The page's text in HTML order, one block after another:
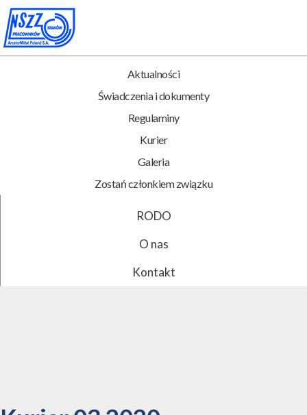
RODO
O nas
Kontakt
Aktualności
Świadczenia i dokumenty
Regulaminy
Kurier
Galeria
Zostań członkiem związku